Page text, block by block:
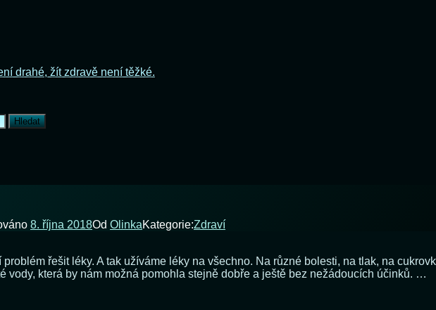
drahé, žít zdravě není těžké.
8. října 2018Od OlinkaKategorie:Zdraví
řešit léky. A tak užíváme léky na všechno. Na různé bolesti, na tlak, na
vody, která by nám možná pomohla stejně dobře a ještě bez nežádoucích účinků. …